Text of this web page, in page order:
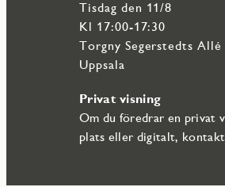
tisdag den 11/8
Kl 17:00-17:30
Torgny Segerstedts Allé
Uppsala
Privat visning
Om du föredrar en privat
plats eller digitalt,